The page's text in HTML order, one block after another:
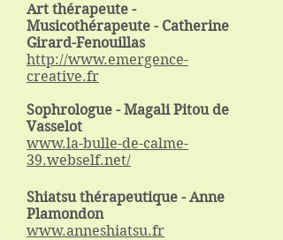
Art thérapeute -
Musicothérapeute - Catherine
Girard-Fenouillas
http://www.emergence-
creative.fr
Sophrologue - Magali Pitou de
Vasselot
www.la-bulle-de-calme-
39.webself.net/
Shiatsu thérapeutique - Anne
Plamondon
www.anneshiatsu.fr